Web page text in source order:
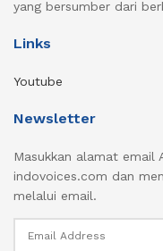
yang bersumber dari
Links
Youtube
Newsletter
Masukkan alamat email
indovoices.com dan
melalui email.